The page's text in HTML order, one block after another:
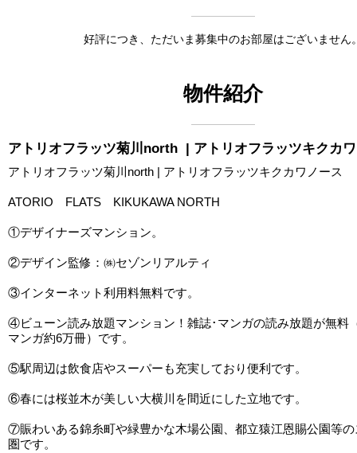
好評につき、ただいま募集中のお部屋はございません
物件紹介
アトリオフラッツ菊川north | アトリオフラッツキクカ
アトリオフラッツ菊川north | アトリオフラッツキクカワノース
ATORIO FLATS KIKUKAWA NORTH
①デザイナーズマンション。
②デザイン監修：㈱セゾンリアルティ
③インターネット利用料無料です。
④ビューン読み放題マンション！雑誌･マンガの読み放題が無料
マンガ約6万冊）です。
⑤駅周辺は飲食店やスーパーも充実しており便利です。
⑥春には桜並木が美しい大横川を間近にした立地です。
⑦賑わいある錦糸町や緑豊かな木場公園、都立猿江恩賜公園等
圏です。